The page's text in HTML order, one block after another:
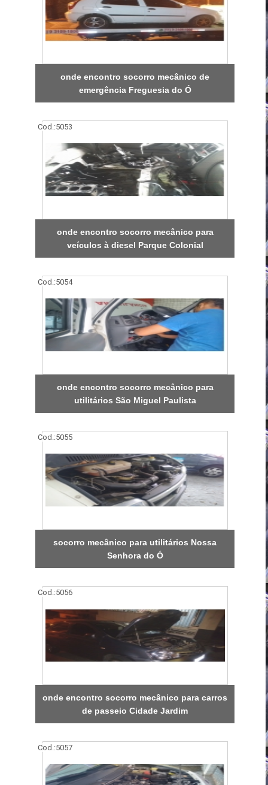
onde encontro socorro mecânico de
emergência Freguesia do Ó
Cod.:5053
onde encontro socorro mecânico para
veículos à diesel Parque Colonial
Cod.:5054
onde encontro socorro mecânico para
utilitários São Miguel Paulista
Cod.:5055
socorro mecânico para utilitários Nossa
Senhora do Ó
Cod.:5056
onde encontro socorro mecânico para carros
de passeio Cidade Jardim
Cod.:5057